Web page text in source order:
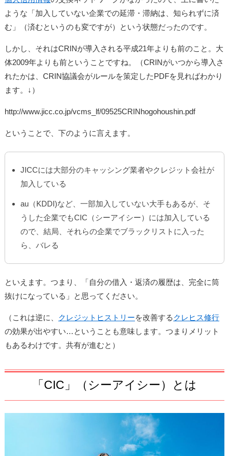
ような「加入していない企業での延滞・滞納は、知られずに済
む」（済むというのも変ですが）という状態だったのです。
しかし、それはCRINが導入される平成21年よりも前のこと。大
体2009年よりも前ということですね。（CRINがいつから導入さ
れたかは、CRIN協議会がルールを策定したPDFを見ればわかり
ます。↓）
http://www.jicc.co.jp/vcms_lf/09525CRINhogohoushin.pdf
ということで、下のように言えます。
JICCには大部分のキャッシング業者やクレジット会社が
加入している
au（KDDI)など、一部加入していない大手もあるが、そ
うした企業でもCIC（シーアイシー）には加入している
ので、結局、それらの企業でブラックリスト に入った
ら、バレる
といえます。つまり、「自分の借入・返済の履歴は、完全に筒
抜けになっている」と思ってください。
（これは逆に、 クレジットヒストリーを改善するクレヒス修行
の効果が出やすい…ということも意味します。つまりメリット
もあるわけです。共有が進むと）
「CIC」（シーアイシー）とは